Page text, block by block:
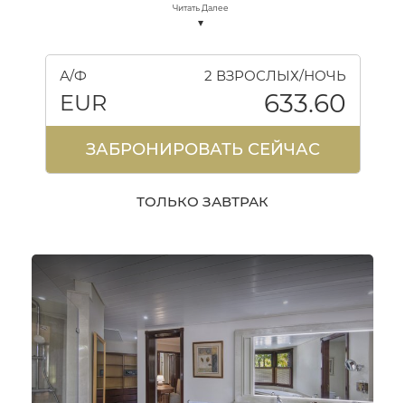
Читать Далее
А/Ф 2 ВЗРОСЛЫХ/НОЧЬ
EUR 633.60
ЗАБРОНИРОВАТЬ СЕЙЧАС
ТОЛЬКО ЗАВТРАК